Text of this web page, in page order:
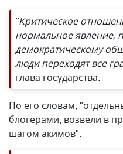
"Критическое
нормальное явление,
демократическому
люди переходят все
глава государства.
По его словам,
блогерами, возвели в
шагом акимов".